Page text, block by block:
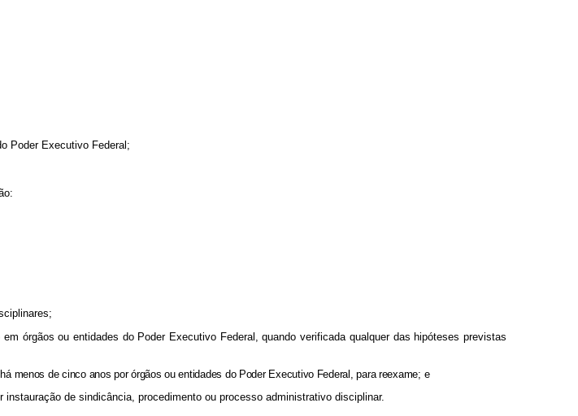
Poder Executivo Federal;
órgãos ou entidades do Poder Executivo Federal, quando verificada qualquer das hipóteses previstas
menos de cinco anos por órgãos ou entidades do Poder Executivo Federal, para reexame; e
de sindicância, procedimento ou processo administrativo disciplinar.